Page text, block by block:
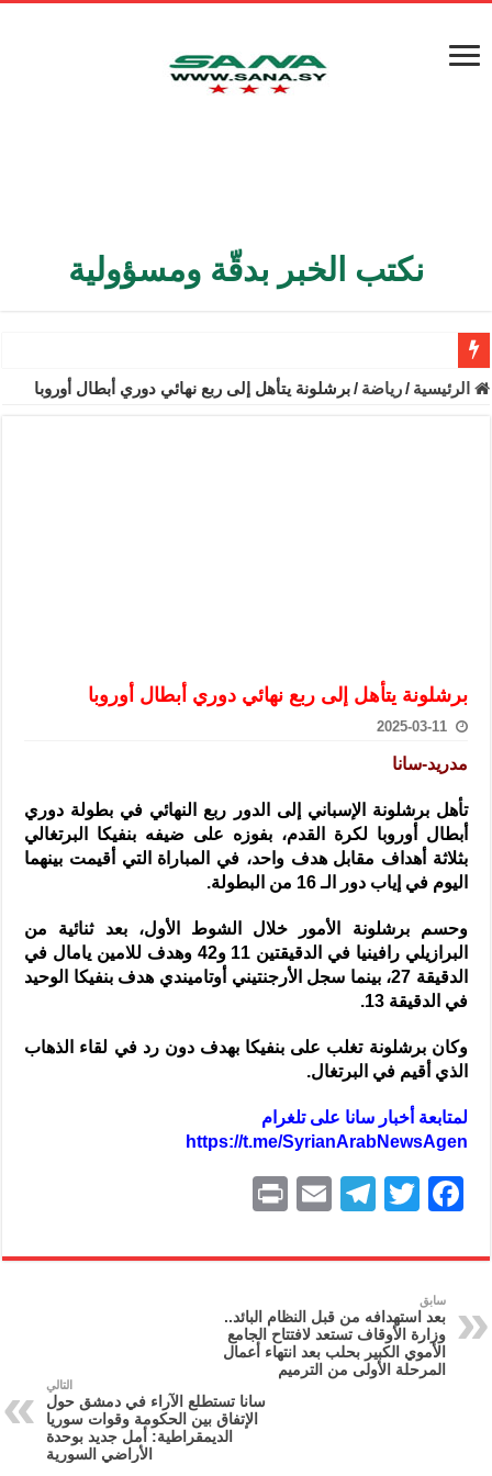
نكتب الخبر بدقّة ومسؤولية
الأمن الداخلي يعثر على مقبرة جماعية في ريف اللاذقية تضم 9 جثامين
الداخلية: منفذ تفجير حي الميسر بحلب صاحب سوابق ومدمن مخدرات
سوريا تبحث مع الإيسيسكو التعاون في البحث العلمي وحماية التراث
الرئيسية /رياضة /برشلونة يتأهل إلى ربع نهائي دوري أبطال أوروبا
برشلونة يتأهل إلى ربع نهائي دوري أبطال أوروبا
2025-03-11
مدريد-سانا
تأهل برشلونة الإسباني إلى الدور ربع النهائي في بطولة دوري
أبطال أوروبا لكرة القدم، بفوزه على ضيفه بنفيكا البرتغالي
بثلاثة أهداف مقابل هدف واحد، في المباراة التي أقيمت بينهما
اليوم في إياب دور الـ 16 من البطولة.
وحسم برشلونة الأمور خلال الشوط الأول، بعد ثنائية من
البرازيلي رافينيا في الدقيقتين 11 و42 وهدف للامين يامال في
الدقيقة 27، بينما سجل الأرجنتيني أوتاميندي هدف بنفيكا الوحيد
في الدقيقة 13.
وكان برشلونة تغلب على بنفيكا بهدف دون رد في لقاء الذهاب
الذي أقيم في البرتغال.
لمتابعة أخبار سانا على تلغرام
https://t.me/SyrianArabNewsAgen
F
c
e
b
o
T
itt
er
T
e
gr
a
m
E
ai
nt
سابق
بعد استهدافه من قبل النظام البائد..
وزارة الأوقاف تستعد لافتتاح الجامع
الأموي الكبير بحلب بعد انتهاء أعمال
المرحلة الأولى من الترميم
التالي
سانا تستطلع الآراء في دمشق حول
الإتفاق بين الحكومة وقوات سوريا
الديمقراطية: أمل جديد بوحدة
الأراضي السورية